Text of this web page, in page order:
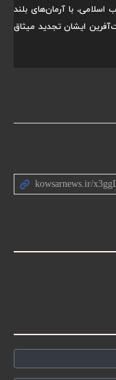
با آرمان‌های بلند
ایشان تجدید میثاق